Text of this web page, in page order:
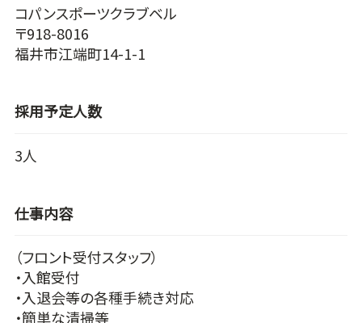
コパンスポーツクラブベル
〒918-8016
福井市江端町14-1-1
採用予定人数
3人
仕事内容
（フロント受付スタッフ）
・入館受付
・入退会等の各種手続き対応
・簡単な清掃等